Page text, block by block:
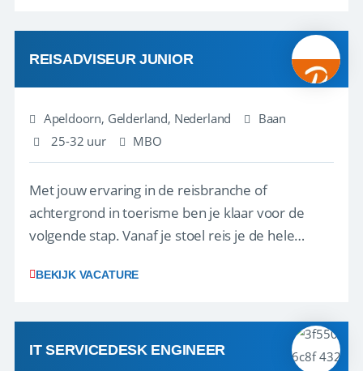
in Europa? Dan is dit jouw kans. A...
REISADVISEUR JUNIOR
Apeldoorn, Gelderland, Nederland
Baan
25-32 uur
MBO
Met jouw ervaring in de reisbranche of
achtergrond in toerisme ben je klaar voor de
volgende stap. Vanaf je stoel reis je de hele
wensen van je team, je klant en wat er in de
klanten te overtuigen om die droomreis te
boeken! ...
BEKIJK VACATURE
IT SERVICEDESK ENGINEER